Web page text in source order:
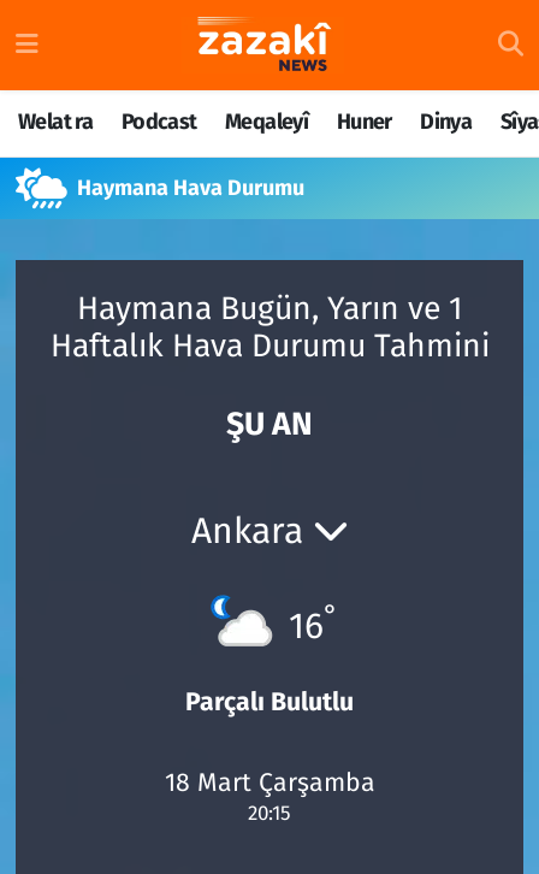
Welat ra Podcast Meqaleyî Huner Dinya
Haymana Hava Durumu
Haymana Bugün, Yarın ve 1
Haftalık Hava Durumu Tahmini
ŞU AN
Ankara
16°
Parçalı Bulutlu
18 Mart Çarşamba
20:15
Welat ra
Podcast
Meqaleyî
Dinya
Nöbetçi Eczaneler
Hava Durumu
Namaz Vakitleri
Süper Lig Puan Durumu ve Fikstür